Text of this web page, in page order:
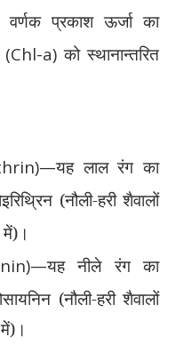
प्रकाश ऊर्जा का
(Chl-a)को स्थानान्तरित
यह लाल रंग का
(नौली-हरीशैवालों
में)।
यह नीले रंग का
(नौली-हरीशैवालों